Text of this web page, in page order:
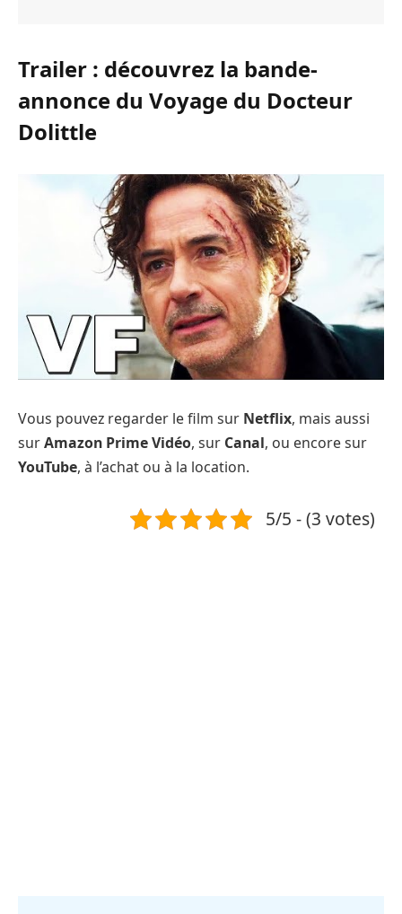
Trailer : découvrez la bande-
annonce du Voyage du Docteur
Dolittle
Vous pouvez regarder le film sur Netflix, mais aussi
surAmazon Prime Vidéo, sur Canal, ou encore sur
YouTube, à l’achat ou à la location.
5/5 - (3 votes)